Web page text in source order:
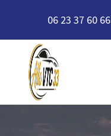
06 23 37 60 66